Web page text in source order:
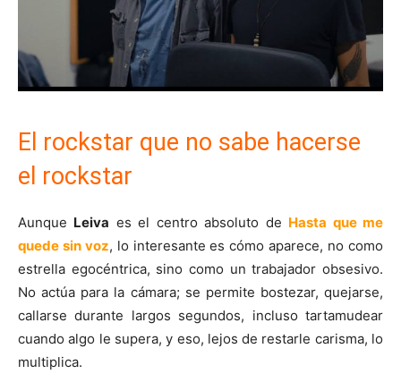
El rockstar que no sabe hacerse
el rockstar
Aunque Leiva es el centro absoluto de Hasta que me
quede sin voz, lo interesante es cómo aparece, no como
estrella egocéntrica, sino como un trabajador obsesivo.
No actúa para la cámara; se permite bostezar, quejarse,
callarse durante largos segundos, incluso tartamudear
cuando algo le supera, y eso, lejos de restarle carisma, lo
multiplica.